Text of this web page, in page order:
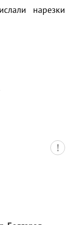
нарезки